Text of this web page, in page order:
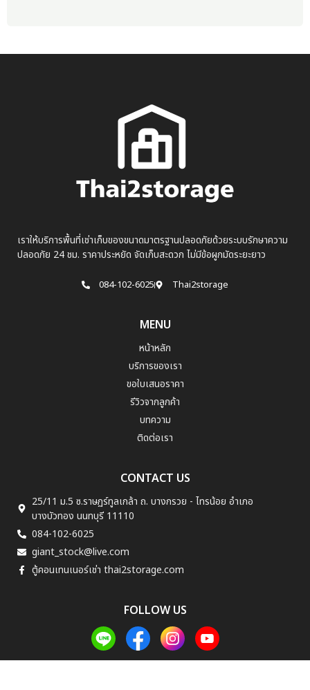
เราให้บริการพื้นที่เช่าเก็บของขนาดมาตรฐานปลอดภัยด้วยระบบรักษาความ
ปลอดภัย 24 ชม. ราคาประหยัด จัดเก็บสะดวก ไม่มีข้อผูกมัดระยะยาว
084-102-6025 Thai2storage
MENU
หน้าหลัก
บริการของเรา
ขอใบเสนอราคา
รีวิวจากลูกค้า
บทความ
ติดต่อเรา
CONTACT US
25/11 ม.5 ซ.ราษฏร์ทูลเกล้า ถ. บางกรวย - ไทรน้อย อำเภอ
บางบัวทอง นนทบุรี 11110
084-102-6025
giant_stock@live.com
ตู้คอนเทนเนอร์เช่า thai2storage.com
FOLLOW US